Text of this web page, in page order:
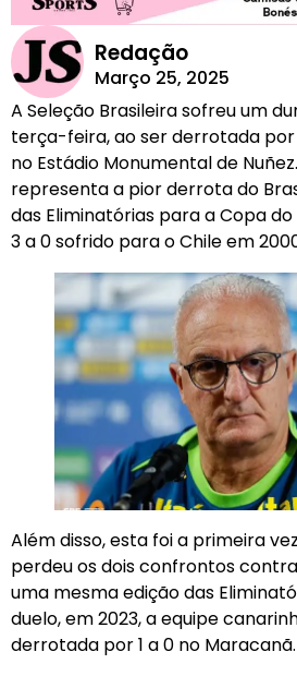
Redação
Março 25, 2025
A Seleção Brasileira sofreu um
terça-feira, ao ser derrotada por
no Estádio Monumental de
representa a pior derrota do
das Eliminatórias para a Copa
3 a 0 sofrido para o Chile em
Além disso, esta foi a primeira
perdeu os dois confrontos
uma mesma edição das
duelo, em 2023, a equipe
derrotada por 1 a 0 no Maracanã.